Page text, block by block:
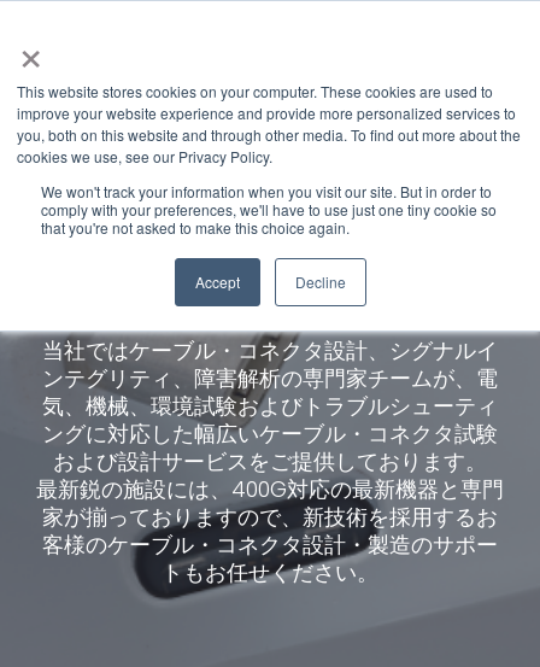
×
This website stores cookies on your computer. These cookies are used to
improve your website experience and provide more personalized services to
you, both on this website and through other media. To find out more about the
cookies we use, see our Privacy Policy.
We won't track your information when you visit our site. But in order to
comply with your preferences, we'll have to use just one tiny cookie so
that you're not asked to make this choice again.
Accept Decline
ケーブル／コネクター
当社ではケーブル・コネクタ設計、シグナルイ
ンテグリティ、障害解析の専門家チームが、電
気、機械、環境試験およびトラブルシューティ
ングに対応した幅広いケーブル・コネクタ試験
および設計サービスをご提供しております。
最新鋭の施設には、400G対応の最新機器と専門
家が揃っておりますので、新技術を採用するお
客様のケーブル・コネクタ設計・製造のサポー
トもお任せください。